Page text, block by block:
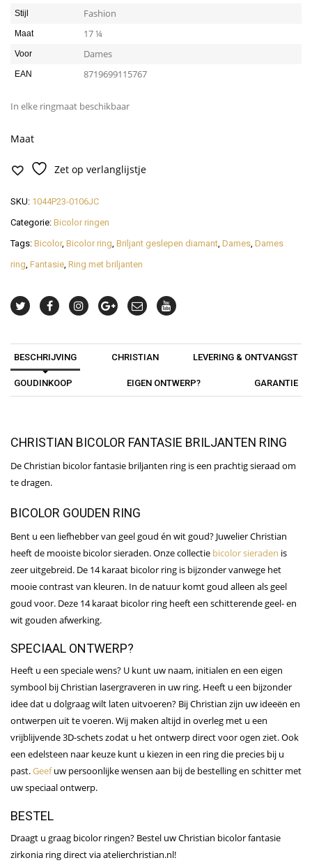
Stijl Fashion
Maat 17 ¼
Voor Dames
EAN 8719699115767
In elke ringmaat beschikbaar
Maat
Zet op verlanglijstje
SKU: 1044P23-0106JC
Categorie: Bicolor ringen
Tags: Bicolor, Bicolor ring Briljant geslepen diamant Dames Dames
ring Fantasie Ring met briljanten
BESCHRIJVING CHRISTIAN LEVERING & ONTVANGST
GOUDINKOOP EIGEN ONTWERP? GARANTIE
CHRISTIAN BICOLOR FANTASIE BRILJANTEN RING
De Christian bicolor fantasie briljanten ring is een prachtig sieraad om
te dragen.
BICOLOR GOUDEN RING
Bent u een liefhebber van geel goud én wit goud? Juwelier Christian
heeft de mooiste bicolor sieraden. Onze collectie bicolor sieraden is
zeer uitgebreid. De 14 karaat bicolor ring is bijzonder vanwege het
mooie contrast van kleuren. In de natuur komt goud alleen als geel
goud voor. Deze 14 karaat bicolor ring heeft een schitterende geel- en
wit gouden afwerking.
SPECIAAL ONTWERP?
Heeft u een speciale wens? U kunt uw naam, initialen en een eigen
symbool bij Christian lasergraveren in uw ring. Heeft u een bijzonder
idee dat u dolgraag wilt laten uitvoeren? Bij Christian zijn uw ideeën en
ontwerpen uit te voeren. Wij maken altijd in overleg met u een
vrijblijvende 3D-schets zodat u het ontwerp direct voor ogen ziet. Ook
een edelsteen naar keuze kunt u kiezen in een ring die precies bij u
past.Geefuw persoonlijke wensen aan bij de bestelling en schitter met
uw speciaal ontwerp.
BESTEL
Draagt u graag bicolor ringen? Bestel uw Christian bicolor fantasie
zirkonia ring direct via atelierchristian.nl!